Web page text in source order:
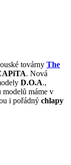
továrny The
. Nová
D.O.A.,
modelů máme v
i pořádný chlapy